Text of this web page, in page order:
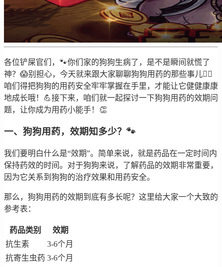
各位铲屎官们，🐾你们家的狗狗生病了，是不是瞬间就慌了
神？😱别担心，今天就来跟大家聊聊狗狗用药的那些事儿！🏻
咱们得把狗狗的用药安全牢牢掌握在手里，才能让它健健康康
地成长哦！💪接下来，咱们就一起探讨一下狗狗用药的效期问
题，让你成为用药小能手！👏
一、狗狗用药，效期知多少？🐾
我们要明白什么是“效期”。简单来说，就是药品在一定时间内
保持药效的时间。对于狗狗来说，了解药品的效期非常重要，
因为它关系到狗狗的治疗效果和用药安全。
那么，狗狗用药的效期到底有多长呢？这里给大家一个大致的
参考表：
药品类别
效期
抗生素
3-6个月
抗寄生虫药 3-6个月